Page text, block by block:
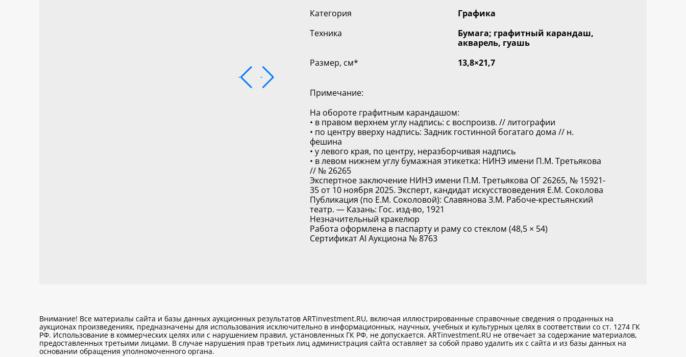
Категория
Графика
Техника
Бумага; графитный карандаш,
акварель, гуашь
Размер, см* 13,8×21,7
Примечание:
На обороте графитным карандашом:
• в правом верхнем углу надпись: с воспроизв. // литографии
• по центру вверху надпись: Задник гостинной богатаго дома // н.
фешина
• у левого края, по центру, неразборчивая надпись
• в левом нижнем углу бумажная этикетка: НИНЭ имени П.М. Третьякова
// № 26265
Экспертное заключение НИНЭ имени П.М. Третьякова ОГ 26265, № 15921-
35 от 10 ноября 2025. Эксперт, кандидат искусствоведения Е.М. Соколова
Публикация (по Е.М. Соколовой): Славянова З.М. Рабоче-крестьянский
театр. — Казань: Гос. изд-во, 1921
Незначительный кракелюр
Работа оформлена в паспарту и раму со стеклом (48,5 × 54)
Сертификат AI Аукциона № 8763
Внимание! Все материалы сайта и базы данных аукционных результатов ARTinvestment.RU, включая иллюстрированные справочные сведения о проданных на
аукционах произведениях, предназначены для использования исключительно в информационных, научных, учебных и культурных целях в соответствии со ст. 1274 ГК
РФ. Использование в коммерческих целях или с нарушением правил, установленных ГК РФ, не допускается. ARTinvestment.RU не отвечает за содержание материалов,
предоставленных третьими лицами. В случае нарушения прав третьих лиц администрация сайта оставляет за собой право удалить их с сайта и из базы данных на
основании обращения уполномоченного органа.